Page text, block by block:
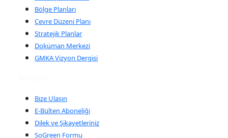
Bölge Planları
Çevre Düzeni Planı
Stratejik Planlar
Doküman Merkezi
GMKA Vizyon Dergisi
Bize Ulaşın
E-Bülten Aboneliği
Dilek ve Şikayetleriniz
SoGreen Formu